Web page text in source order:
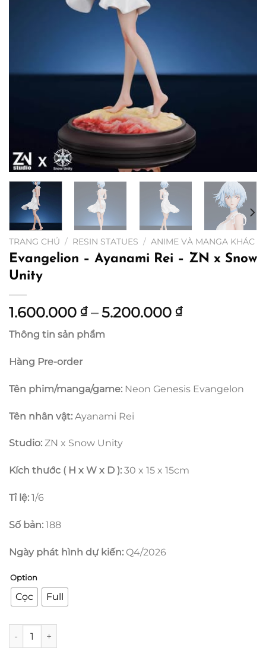
TRANG CHỦ / RESIN STATUES / ANIME VÀ MANGA KHÁC
Evangelion – Ayanami Rei – ZN x Snow
Unity
1.600.000 ₫ – 5.200.000 ₫Khoảng
5.200.000 ₫
Thông tin sản phẩm
Hàng Pre-order
Tên phim/manga/game: Neon Genesis Evangelon
Tên nhân vật: Ayanami Rei
Studio: ZN x Snow Unity
Kích thước ( H x W x D ): 30 x 15 x 15cm
Tỉ lệ: 1/6
Số bản: 188
Ngày phát hình dự kiến: Q4/2026
Option
Cọc Full
Evangelion - Ayanami Rei - ZN x Snow Unity số lượng